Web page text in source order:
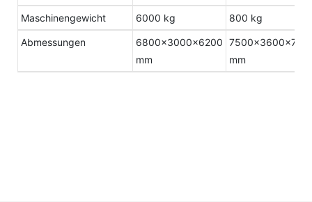
Maschinengewicht 6000 kg 800 kg
Abmessungen
6800×3000×6200
mm
mm